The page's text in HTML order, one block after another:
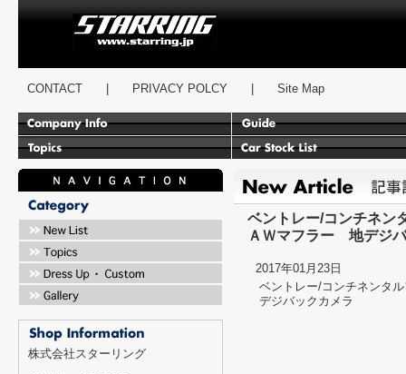
CONTACT PRIVACY POLCY Site Map
株式会社スターリング
ベントレー/コンチネン
ＡＷマフラー 地デジ
2017年01月23日
ベントレー/コンチネンタ
デジバックカメラ